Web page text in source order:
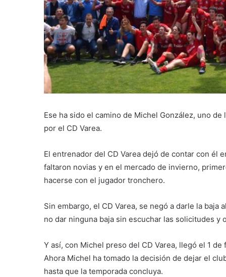
Ese ha sido el camino de Michel González, uno
por el CD Varea.
El entrenador del CD Varea dejó de contar con él
faltaron novias y en el mercado de invierno,
hacerse con el jugador tronchero.
Sin embargo, el CD Varea, se negó a darle la
no dar ninguna baja sin escuchar las solicitudes y
Y así, con Michel preso del CD Varea, llegó el 1
Ahora Michel ha tomado la decisión de dejar el
hasta que la temporada concluya.